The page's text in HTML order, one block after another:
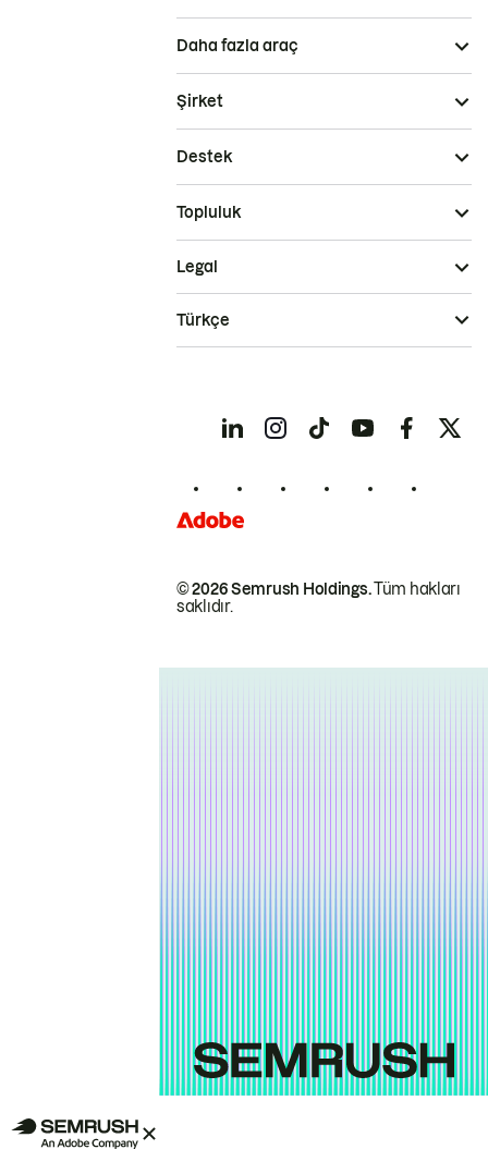
Daha fazla araç
Şirket
Destek
Topluluk
© 2026 Semrush Holdings.Tüm hakları
saklıdır.
Legal
Türkçe